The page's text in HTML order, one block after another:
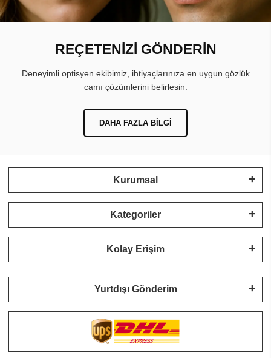
REÇETENİZİ GÖNDERİN
Deneyimli optisyen ekibimiz, ihtiyaçlarınıza en uygun gözlük
camı çözümlerini belirlesin.
DAHA FAZLA BILGI
Kurumsal
Kategoriler
Kolay Erişim
Yurtdışı Gönderim